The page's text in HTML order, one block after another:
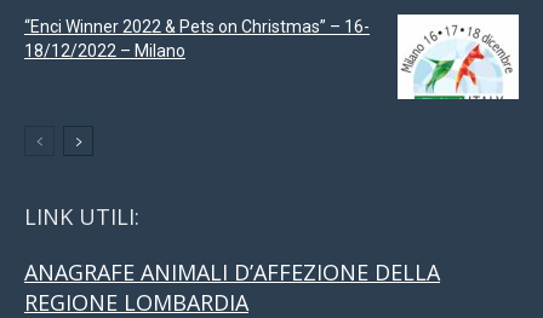
“Enci Winner 2022 & Pets on Christmas” – 16-
18/12/2022 – Milano
LINK UTILI:
ANAGRAFE ANIMALI D’AFFEZIONE DELLA
REGIONE LOMBARDIA